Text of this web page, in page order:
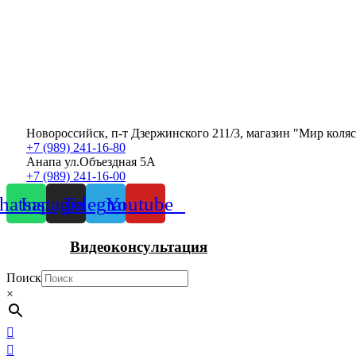
Новороссийск, п-т Дзержинского 211/3, магазин "Мир
+7 (989) 241-16-80
Анапа ул.Объездная 5А
+7 (989) 241-16-00
InstagramTelegramYoutube
Видеоконсультация
Поиск
×